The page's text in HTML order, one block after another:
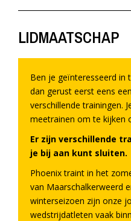
LIDMAATSCHAP
Ben je geïnteresseerd in
dan gerust eerst eens
verschillende trainingen.
meetrainen om te kijken
Er zijn verschillende
je bij aan kunt sluiten.
Phoenix traint in het
van Maarschalkerweerd
winterseizoen zijn onze
wedstrijdatleten vaak